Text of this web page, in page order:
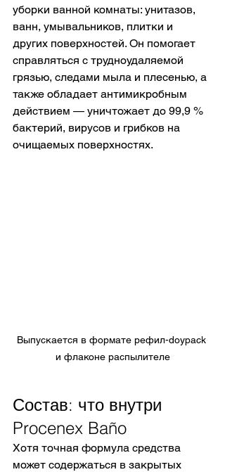
уборки ванной комнаты: унитазов,
ванн, умывальников, плитки и
других поверхностей. Он помогает
справляться с трудноудаляемой
грязью, следами мыла и плесенью, а
также обладает антимикробным
действием — уничтожает до 99,9 %
бактерий, вирусов и грибков на
очищаемых поверхностях.
Выпускается в формате рефил-doypack
и флаконе распылителе
Состав: что внутри
Procenex Baño
Хотя точная формула средства
может содержаться в закрытых